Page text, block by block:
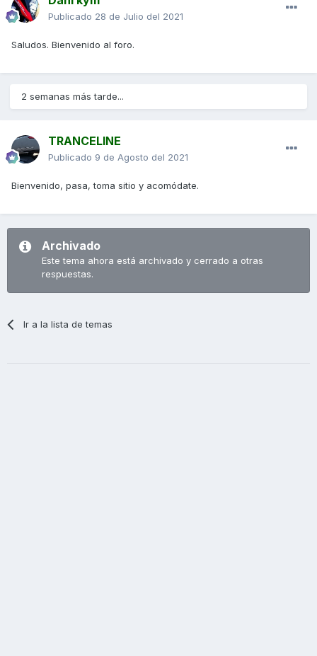
Publicado 28 de Julio del 2021
Saludos. Bienvenido al foro.
2 semanas más tarde...
TRANCELINE
Publicado 9 de Agosto del 2021
Bienvenido, pasa, toma sitio y acomódate.
Archivado
Este tema ahora está archivado y cerrado a otras
respuestas.
Ir a la lista de temas